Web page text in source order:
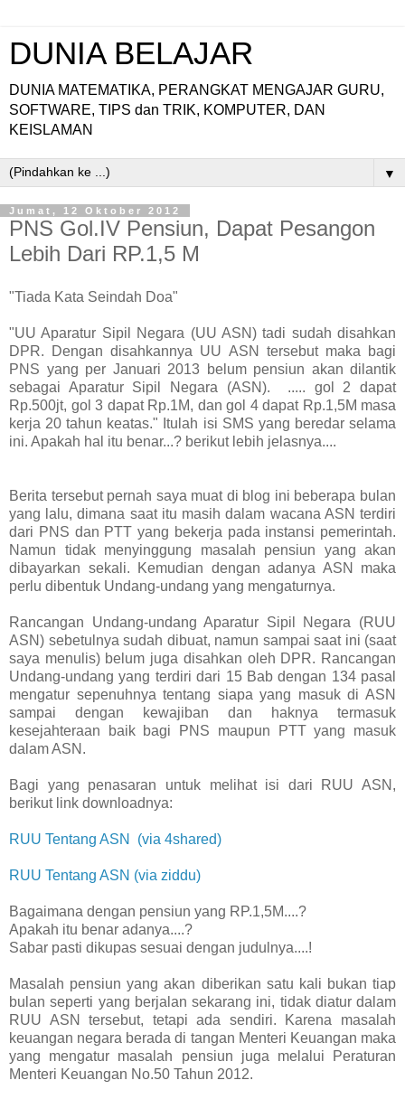
DUNIA BELAJAR
DUNIA MATEMATIKA, PERANGKAT MENGAJAR GURU,
SOFTWARE, TIPS dan TRIK, KOMPUTER, DAN
KEISLAMAN
▼
Jumat, 12 Oktober 2012
PNS Gol.IV Pensiun, Dapat Pesangon
Lebih Dari RP.1,5 M
"Tiada Kata Seindah Doa"
"UU Aparatur Sipil Negara (UU ASN) tadi sudah disahkan
DPR. Dengan disahkannya UU ASN tersebut maka bagi
PNS yang per Januari 2013 belum pensiun akan dilantik
sebagai Aparatur Sipil Negara (ASN). ..... gol 2 dapat
Rp.500jt, gol 3 dapat Rp.1M, dan gol 4 dapat Rp.1,5M masa
kerja 20 tahun keatas." Itulah isi SMS yang beredar selama
ini. Apakah hal itu benar...? berikut lebih jelasnya....
Berita tersebut pernah saya muat di blog ini beberapa bulan
yang lalu, dimana saat itu masih dalam wacana ASN terdiri
dari PNS dan PTT yang bekerja pada instansi pemerintah.
Namun tidak menyinggung masalah pensiun yang akan
dibayarkan sekali. Kemudian dengan adanya ASN maka
perlu dibentuk Undang-undang yang mengaturnya.
Rancangan Undang-undang Aparatur Sipil Negara (RUU
ASN) sebetulnya sudah dibuat, namun sampai saat ini (saat
saya menulis) belum juga disahkan oleh DPR. Rancangan
Undang-undang yang terdiri dari 15 Bab dengan 134 pasal
mengatur sepenuhnya tentang siapa yang masuk di ASN
sampai dengan kewajiban dan haknya termasuk
kesejahteraan baik bagi PNS maupun PTT yang masuk
dalam ASN.
Bagi yang penasaran untuk melihat isi dari RUU ASN,
berikut link downloadnya:
RUU Tentang ASN (via 4shared)
RUU Tentang ASN (via ziddu)
Bagaimana dengan pensiun yang RP.1,5M....?
Apakah itu benar adanya....?
Sabar pasti dikupas sesuai dengan judulnya....!
Masalah pensiun yang akan diberikan satu kali bukan tiap
bulan seperti yang berjalan sekarang ini, tidak diatur dalam
RUU ASN tersebut, tetapi ada sendiri. Karena masalah
keuangan negara berada di tangan Menteri Keuangan maka
yang mengatur masalah pensiun juga melalui Peraturan
Menteri Keuangan No.50 Tahun 2012.